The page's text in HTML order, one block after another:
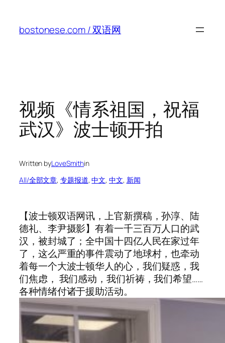
content
bostonese.com / 双语网
视频《情系祖国，祝福
武汉》波士顿开拍
Written byLoveSmithin
All/全部文章, 专题报道, 中文, 中文, 新闻
【波士顿双语网讯，上官新撰稿，孙淳、陆
德礼、李尹摄影】有着一千三百万人口的武
汉，被封城了；全中国十四亿人民在家过年
了，这么严重的事件震动了地球村，也牵动
着每一个大波士顿华人的心，我们疑惑，我
们焦虑， 我们感动，我们祈祷，我们希望……
各种情绪付诸于援助活动。